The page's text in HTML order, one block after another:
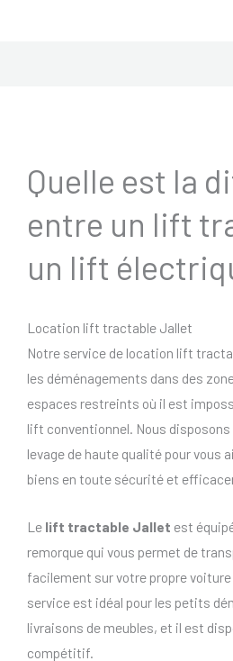
Quelle est la
entre un lift
un lift
Location lift tractable Jallet
Notre service de location lift
les déménagements dans des
espaces restreints où il est
lift conventionnel. Nous disposons
levage de haute qualité pour vous
biens en toute sécurité et
Le lift tractable Jallet est
remorque qui vous permet de
facilement sur votre propre
service est idéal pour les petits
livraisons de meubles, et il est
compétitif.